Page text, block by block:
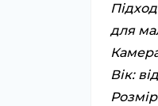
для
Вік: